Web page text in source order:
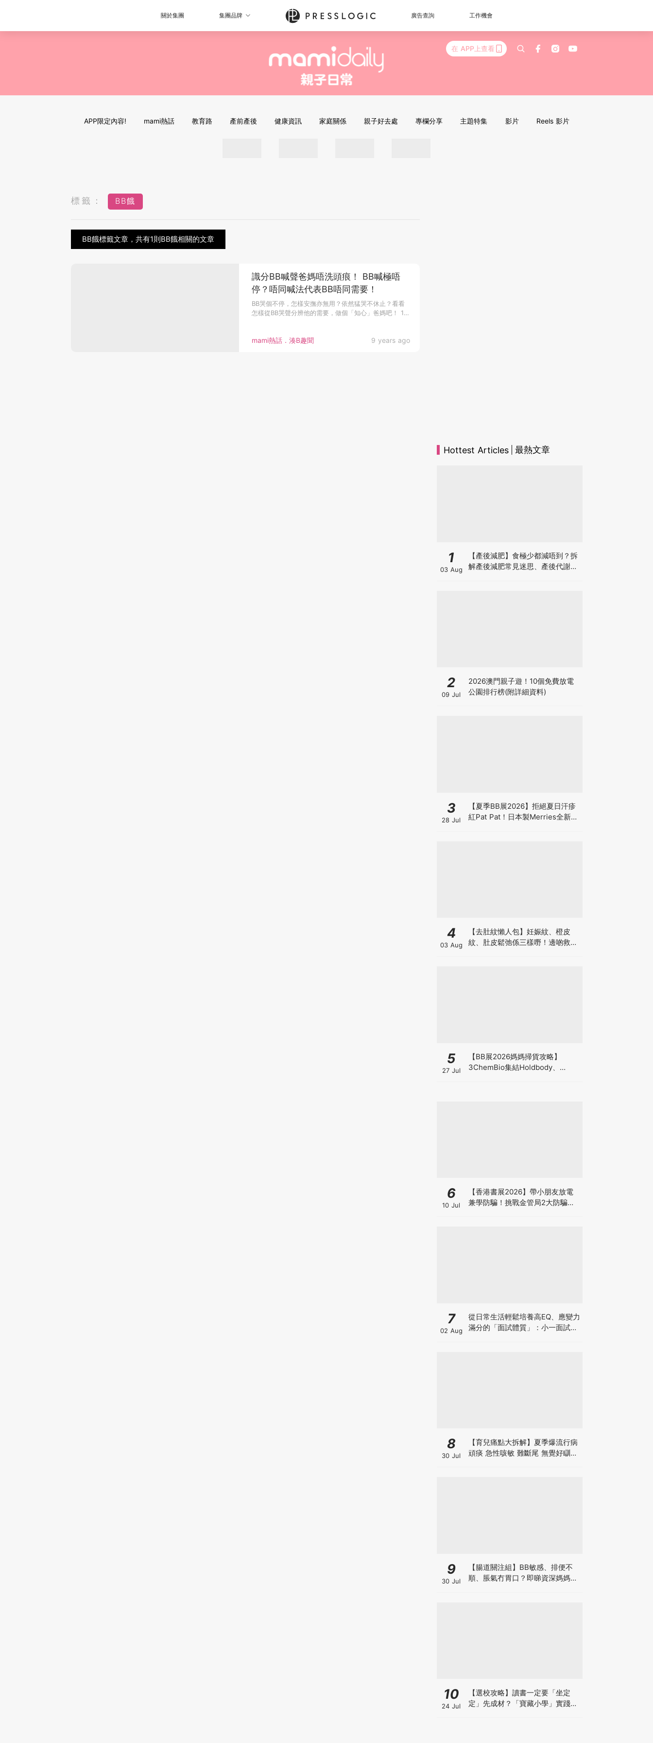
關於集團 集團品牌 廣告查詢 工作機會
在 APP上查看
APP限定內容! mami熱話 教育路 產前產後 健康資訊 家庭關係 親子好去處 專欄分享 主題特集 影片 Reels 影片
標籤： BB餓
BB餓標籤文章，共有1則BB餓相關的文章
mami熱話．湊B趣聞 9 years ago
識分BB喊聲爸媽唔洗頭痕！ BB喊極唔
停？唔同喊法代表BB唔同需要！
BB哭個不停，怎樣安撫亦無用？依然猛哭不休止？看看
怎樣從BB哭聲分辨他的需要，做個「知心」爸媽吧！ 1.
Hottest Articles 最熱文章
1
03 Aug
【產後減肥】食極少都減唔到？拆
解產後減肥常見迷思、產後代謝、
2
09 Jul
2026澳門親子遊！10個免費放電
公園排行榜(附詳細資料)
3
28 Jul
【夏季BB展2026】拒絕夏日汗疹
紅Pat Pat！日本製Merries全新超
4
03 Aug
【去肚紋懶人包】妊娠紋、橙皮
紋、肚皮鬆弛係三樣嘢！邊啲救得
5
27 Jul
【BB展2026媽媽掃貨攻略】
3ChemBio集結Holdbody、
6
10 Jul
【香港書展2026】帶小朋友放電
兼學防騙！挑戰金管局2大防騙遊
7
02 Aug
從日常生活輕鬆培養高EQ、應變力
滿分的「面試體質」：小一面試最
8
30 Jul
【育兒痛點大拆解】夏季爆流行病
頑痰 急性咳敏 難斷尾 無覺好瞓？
9
30 Jul
【腸道關注組】BB敏感、排便不
順、脹氣冇胃口？即睇資深媽媽分
10
24 Jul
【選校攻略】讀書一定要「坐定
定」先成材？「寶藏小學」實踐動